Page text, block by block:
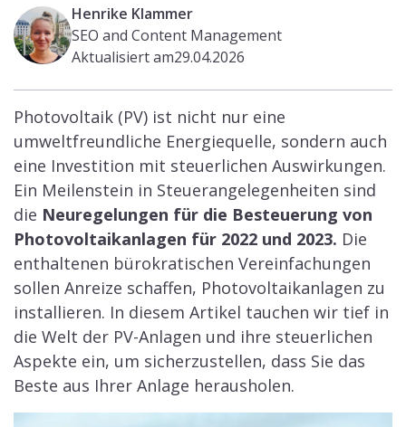
Inhaltsverzeichnis
Umsatzsteuer ab 1.Januar 2023